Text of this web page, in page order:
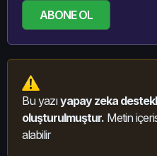
ABONE OL
Bu yazıyapay zeka
oluşturulmuştur. Metin
alabilir